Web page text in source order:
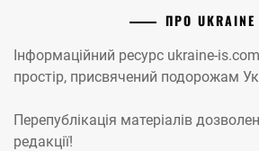
ПРО UKRAINE
Інформаційний ресурс ukraine-
простір, присвячений подорожам
Перепублікація матеріалів
редакції!